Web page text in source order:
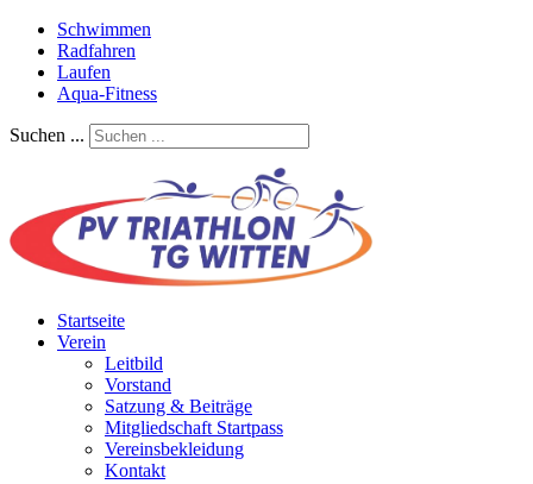
Schwimmen
Radfahren
Laufen
Aqua-Fitness
Suchen ...
Startseite
Verein
Leitbild
Vorstand
Satzung & Beiträge
Mitgliedschaft Startpass
Vereinsbekleidung
Kontakt